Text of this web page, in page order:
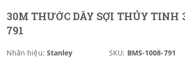
30M THƯỚC DÂY SỢI THỦY TINH
791
Nhãn hiệu: Stanley SKU: BMS-1008-791